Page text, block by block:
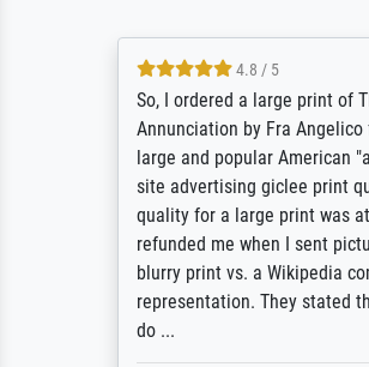
4.8 / 5
So, I ordered a large print of The
Annunciation by Fra Angelico
large and popular American "art/
site advertising giclee print
quality for a large print was
refunded me when I sent pictures
blurry print vs. a Wikipedia
representation. They stated they
do ...